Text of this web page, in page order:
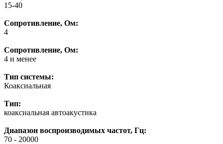
15-40
Сопротивление, Ом:
4
Сопротивление, Ом:
4 и менее
Тип системы:
Коаксиальная
Тип:
коаксиальная автоакустика
Диапазон воспроизводимых частот, Гц:
70 - 20000